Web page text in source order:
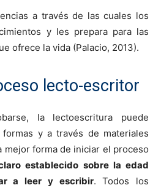
a través de las cuales los
y les prepara para las
ofrece la vida (Palacio, 2013).
lecto-escritor
la lectoescritura puede
y a través de materiales
mejor forma de iniciar el proceso
establecido sobre la edad
a leer y escribir. Todos los